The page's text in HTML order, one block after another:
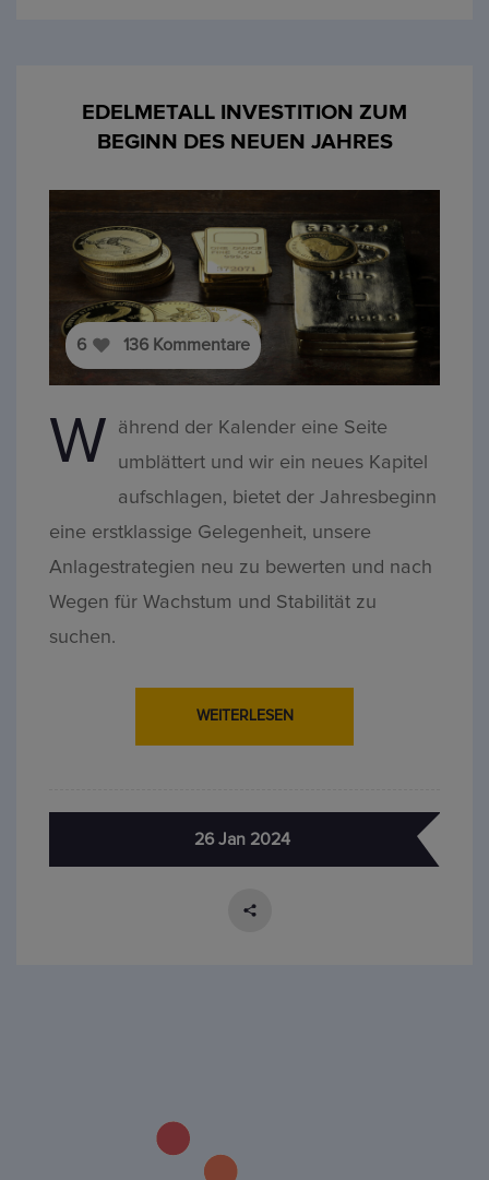
EDELMETALL INVESTITION ZUM
BEGINN DES NEUEN JAHRES
6 136 Kommentare
W
ährend der Kalender eine Seite
umblättert und wir ein neues Kapitel
aufschlagen, bietet der Jahresbeginn
eine erstklassige Gelegenheit, unsere
Anlagestrategien neu zu bewerten und nach
Wegen für Wachstum und Stabilität zu
suchen.
WEITERLESEN
26 Jan 2024